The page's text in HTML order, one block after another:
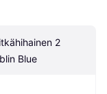
2
Blue